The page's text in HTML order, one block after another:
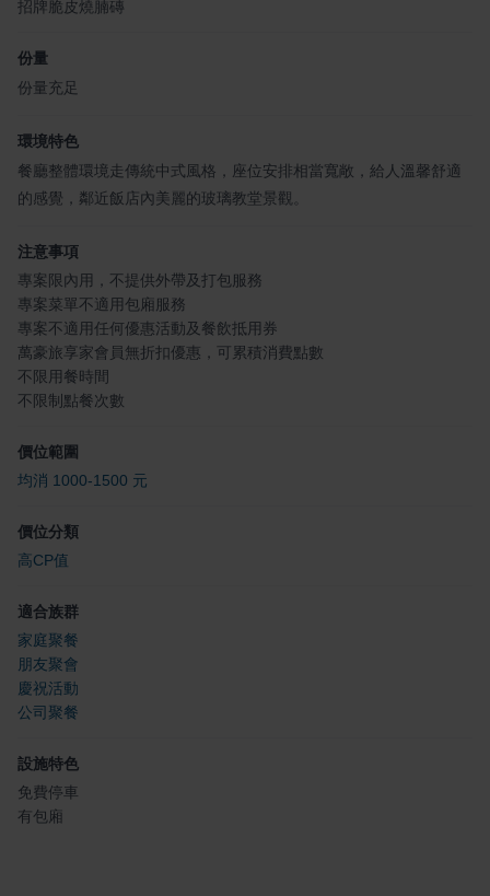
招牌脆皮燒腩磚
份量
份量充足
環境特色
餐廳整體環境走傳統中式風格，座位安排相當寬敞，給人溫馨舒適
的感覺，鄰近飯店內美麗的玻璃教堂景觀。
注意事項
專案限內用，不提供外帶及打包服務
專案菜單不適用包廂服務
專案不適用任何優惠活動及餐飲抵用券
萬豪旅享家會員無折扣優惠，可累積消費點數
不限用餐時間
不限制點餐次數
價位範圍
均消 1000-1500 元
價位分類
高CP值
適合族群
家庭聚餐
朋友聚會
慶祝活動
公司聚餐
設施特色
免費停車
有包廂